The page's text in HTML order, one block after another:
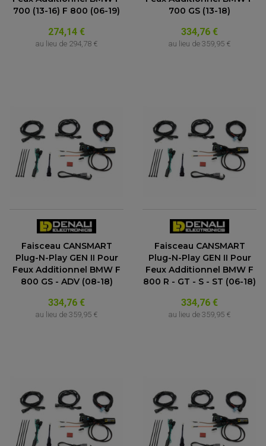
700 (13-16) F 800 (06-19)
274,14 €
au lieu de 294,78 €
700 GS (13-18)
334,76 €
au lieu de 359,95 €
Faisceau CANSMART
Plug-N-Play GEN II Pour
Feux Additionnel BMW F
800 GS - ADV (08-18)
334,76 €
au lieu de 359,95 €
Faisceau CANSMART
Plug-N-Play GEN II Pour
Feux Additionnel BMW F
800 R - GT - S - ST (06-18)
334,76 €
au lieu de 359,95 €